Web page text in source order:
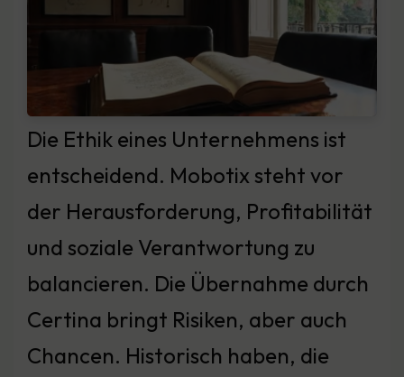
Die Ethik eines Unternehmens ist
entscheidend. Mobotix steht vor
der Herausforderung, Profitabilität
und soziale Verantwortung zu
balancieren. Die Übernahme durch
Certina bringt Risiken, aber auch
Chancen. Historisch haben, die